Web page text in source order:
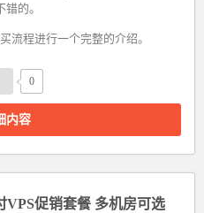
错的。
流程进行一个完整的介绍。
0
内容
VPS促销套餐 多机房可选